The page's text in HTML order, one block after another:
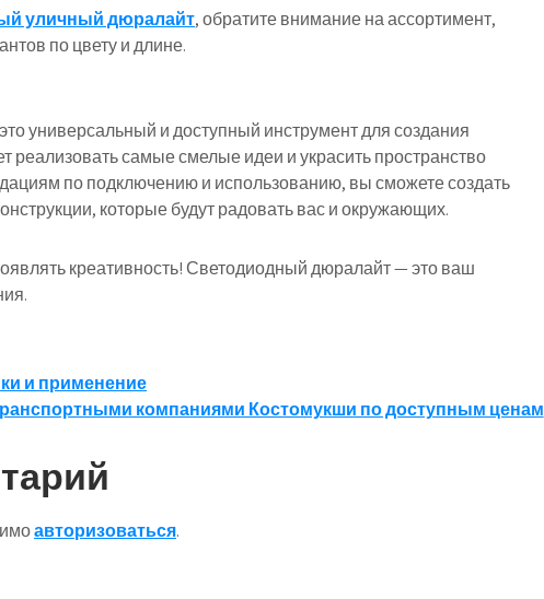
уличный дюралайт, обратите внимание на ассортимент,
по цвету и длине.
универсальный и доступный инструмент для создания
реализовать самые смелые идеи и украсить пространство
по подключению и использованию, вы сможете создать
которые будут радовать вас и окружающих.
креативность! Светодиодный дюралайт — это ваш
и применение
компаниями Костомукши по доступным ценам
авторизоваться.